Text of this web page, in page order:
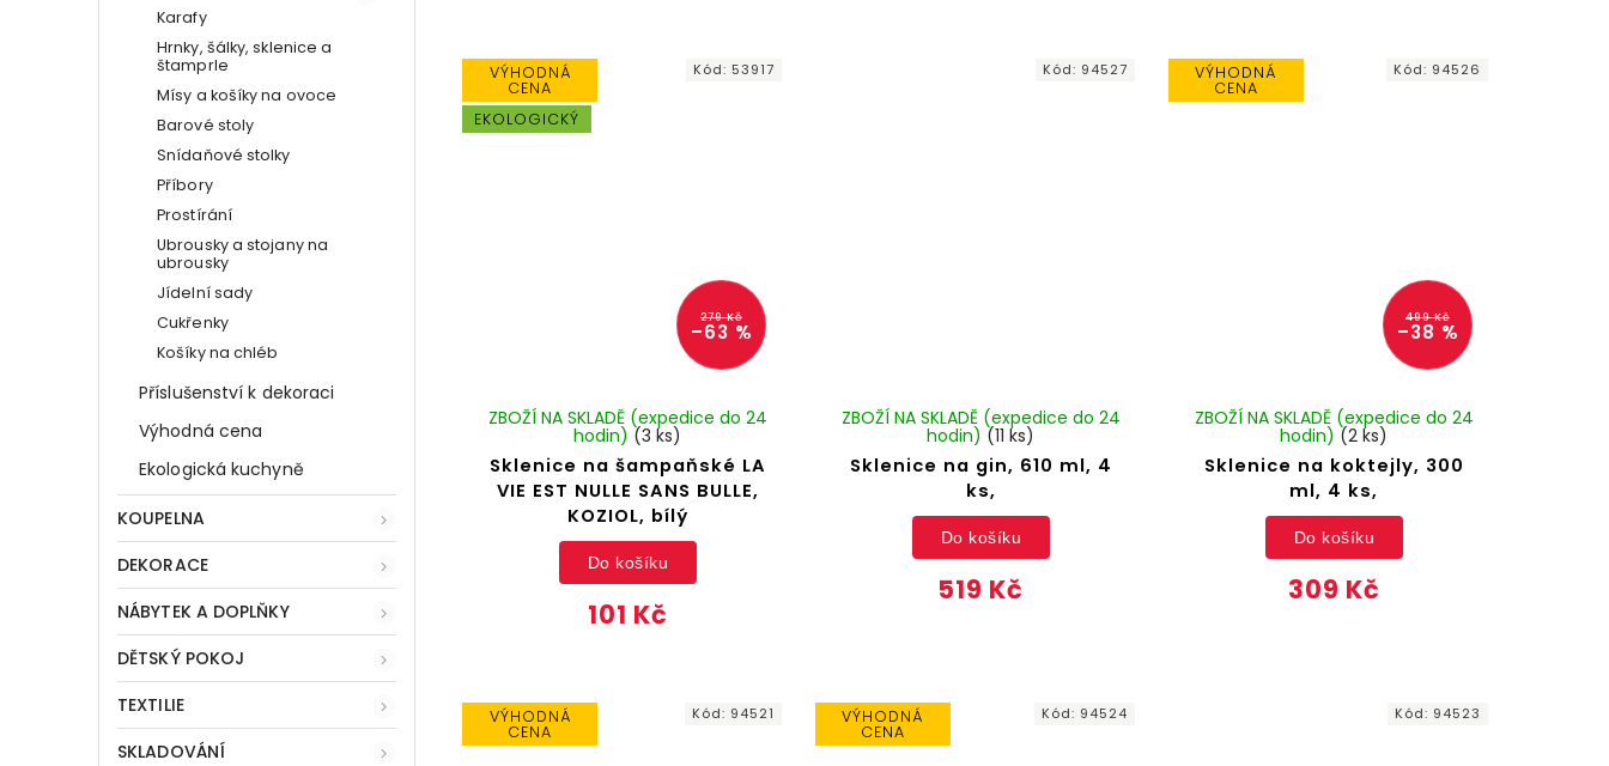
Karafy
Hrnky, šálky, sklenice a
štamprle
Mísy a košíky na ovoce
Barové stoly
Snídaňové stolky
Příbory
Prostírání
Ubrousky a stojany na
ubrousky
Jídelní sady
Cukřenky
Košíky na chléb
Příslušenství k dekoraci
Výhodná cena
Ekologická kuchyně
KOUPELNA
DEKORACE
NÁBYTEK A DOPLŇKY
DĚTSKÝ POKOJ
TEXTILIE
SKLADOVÁNÍ
VÝHODNÁ
CENA
EKOLOGICKÝ
279 Kč
–63 %
Sklenice na šampaňské LA
VIE EST NULLE SANS BULLE,
KOZIOL, bílý
ZBOŽÍ NA SKLADĚ (expedice do 24
hodin) (3 ks)
101 Kč
Do košíku
Kód: 53917
Sklenice na gin, 610 ml, 4
ks,
ZBOŽÍ NA SKLADĚ (expedice do 24
hodin) (11 ks)
519 Kč
Do košíku
Kód: 94527 VÝHODNÁ
CENA
499 Kč
–38 %
Sklenice na koktejly, 300
ml, 4 ks,
ZBOŽÍ NA SKLADĚ (expedice do 24
hodin) (2 ks)
309 Kč
Do košíku
Kód: 94526
VÝHODNÁ
CENA
Kód: 94521 VÝHODNÁ
CENA
Kód: 94524 Kód: 94523